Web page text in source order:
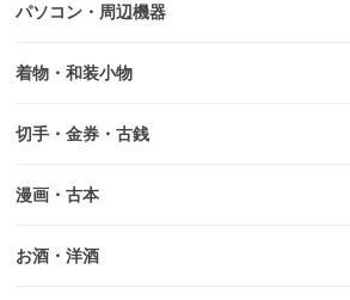
パソコン・周辺機器
着物・和装小物
切手・金券・古銭
漫画・古本
お酒・洋酒